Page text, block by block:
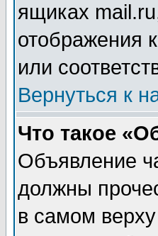
ящиках
отображения
или
Вернуться к
Что такое
Объявление
должны
в самом